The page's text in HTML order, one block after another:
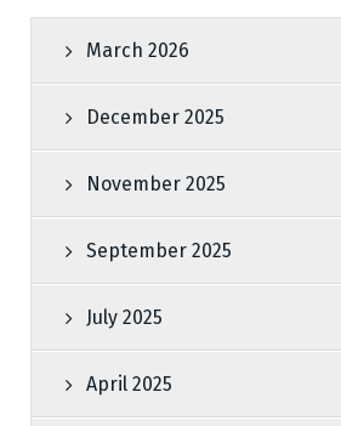
March 2026
December 2025
November 2025
September 2025
July 2025
April 2025